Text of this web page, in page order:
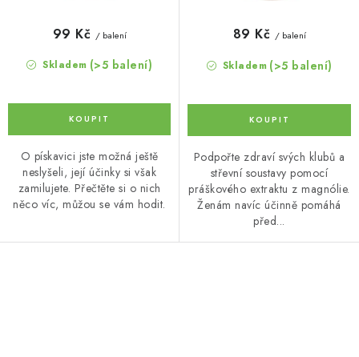
Skladem (>5 balení)
99 Kč / balení
O pískavici jste možná ještě
neslyšeli, její účinky si však
zamilujete. Přečtěte si o nich
něco víc, můžou se vám hodit.
Skladem (>5 balení)
89 Kč / balení
Podpořte zdraví svých klubů a
střevní soustavy pomocí
práškového extraktu z magnólie.
Ženám navíc účinně pomáhá
před...